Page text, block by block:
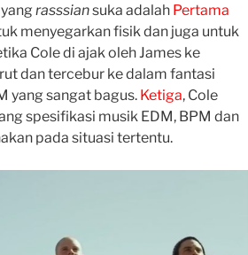
yang rasssiansuka adalah Pertama
menyegarkan fisik dan juga untuk
Cole di ajak oleh James ke
dan tercebur ke dalam fantasi
yang sangat bagus. Ketiga, Cole
spesifikasi musik EDM, BPM dan
pada situasi tertentu.